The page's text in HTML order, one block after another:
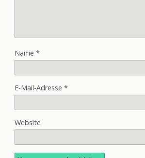
Name *
E-Mail-Adresse *
Website